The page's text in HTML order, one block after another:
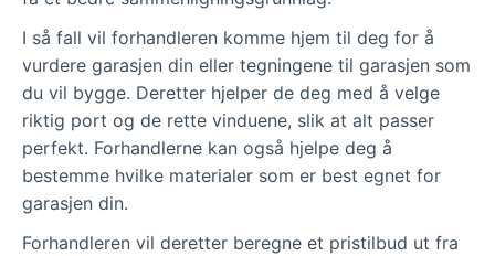
I så fall vil forhandleren komme hjem til deg for å
vurdere garasjen din eller tegningene til garasjen som
du vil bygge. Deretter hjelper de deg med å velge
riktig port og de rette vinduene, slik at alt passer
perfekt. Forhandlerne kan også hjelpe deg å
bestemme hvilke materialer som er best egnet for
garasjen din.
Forhandleren vil deretter beregne et pristilbud ut fra